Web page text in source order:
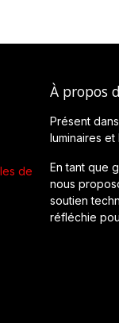
de
À propos
Présent
luminaires
En tant que
nous
soutien
réfléchie